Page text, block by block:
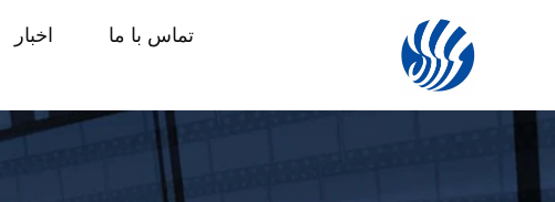
اخبار
تماس با ما